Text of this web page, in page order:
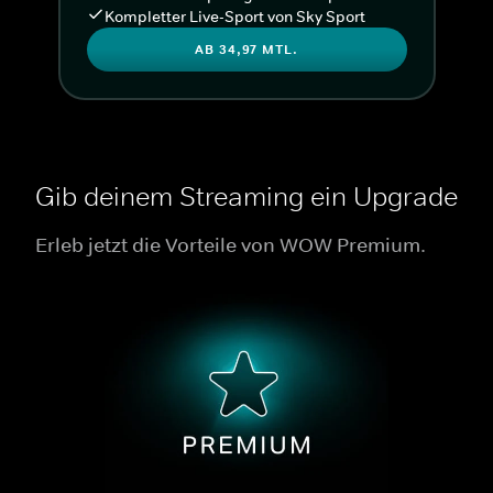
Kompletter Live-Sport von Sky Sport
AB 34,97 MTL.
Gib deinem Streaming ein Upgrade
Erleb jetzt die Vorteile von WOW Premium.